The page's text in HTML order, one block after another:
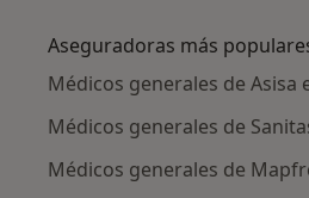
Aseguradoras más
Médicos generales de Asisa
Médicos generales de
Médicos generales de